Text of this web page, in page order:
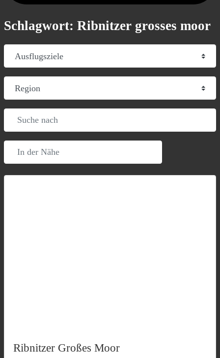
Schlagwort: Ribnitzer grosses moor
Suchtyp auswählen
Region
Suche nach
In der Nähe
Ribnitzer Großes Moor